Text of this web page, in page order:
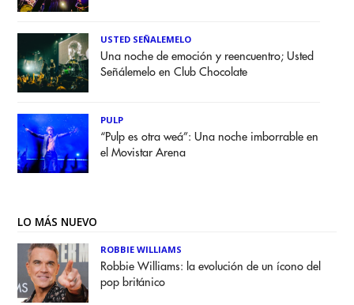
USTED SEÑALEMELO
Una noche de emoción y reencuentro; Usted
Señálemelo en Club Chocolate
PULP
“Pulp es otra weá”: Una noche imborrable en
el Movistar Arena
LO MÁS NUEVO
ROBBIE WILLIAMS
Robbie Williams: la evolución de un ícono del
pop británico